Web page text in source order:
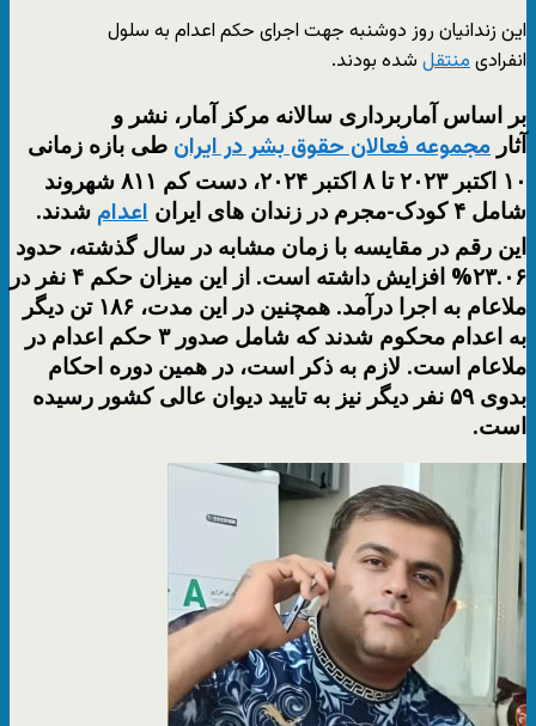
این زندانیان روز دوشنبه جهت اجرای حکم اعدام به سلول
انفرادیمنتقل شده بودند.
بر اساس آماربرداری سالانه مرکز آمار، نشر و
آثار مجموعه فعالان حقوق بشر در ایران طی بازه زمانی
۱۰ اکتبر ۲۰۲۳ تا ۸ اکتبر ۲۰۲۴، دست کم ۸۱۱ شهروند
شامل ۴ کودک-مجرم در زندان های ایران
اعدام شدند.
این رقم در مقایسه با زمان مشابه در سال گذشته، حدود
۲۳.۰۶% افزایش داشته است. از این میزان حکم ۴ نفر در
ملاعام به اجرا درآمد. همچنین در این مدت، ۱۸۶ تن دیگر
به اعدام محکوم شدند که شامل صدور ۳ حکم اعدام در
ملاعام است. لازم به ذکر است، در همین دوره احکام
بدوی ۵۹ نفر دیگر نیز به تایید دیوان عالی کشور رسیده
است.